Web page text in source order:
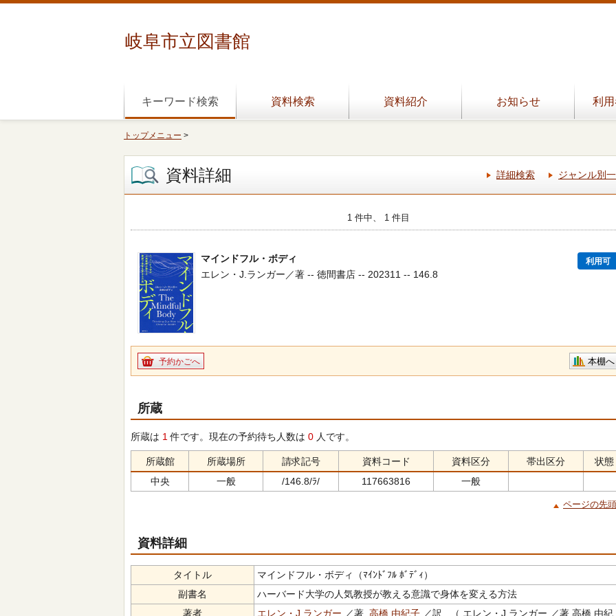
岐阜市立図書館
キーワード検索 資料検索 資料紹介 お知らせ 利
トップメニュー >
資料詳細 詳細検索 ジャンル別
1 件中、 1 件目
マインドフル・ボディ 利用可
エレン・J.ランガー／著 -- 徳間書店 -- 202311 -- 146.8
予約かごへ 本棚へ
所蔵
所蔵は 1 件です。現在の予約待ち人数は 0 人です。
所蔵館 所蔵場所 請求記号 資料コード 資料区分 帯出区分
状態
中央
一般 /146.8/ﾗ/ 117663816 一般
ページの先
資料詳細
タイトル
マインドフル・ボディ（ﾏｲﾝﾄﾞﾌﾙ ﾎﾞﾃﾞｨ）
副書名
ハーバード大学の人気教授が教える意識で身体を変える方法
著者
エレン・J.ランガー ／著, 高橋 由紀子 ／訳 （ エレン・J.ランガー ／著 高橋 由紀